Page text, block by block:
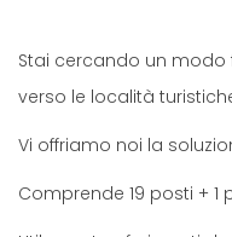
Stai cercando un
verso le località
Vi offriamo noi la
Comprende 19 posti +